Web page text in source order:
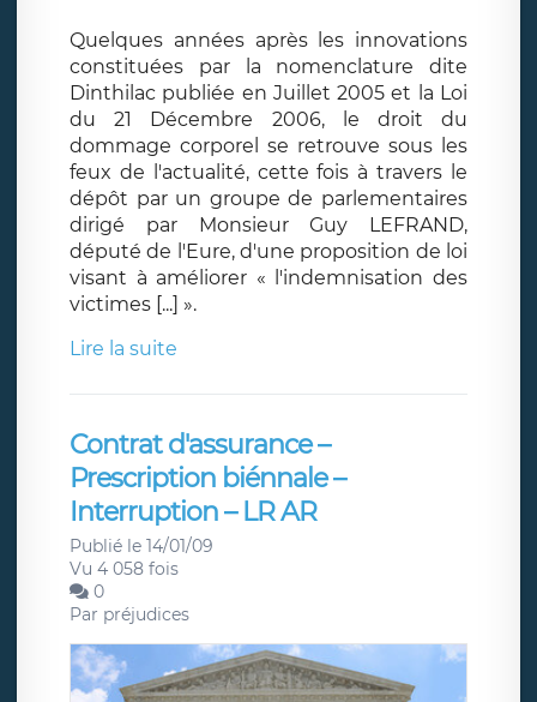
Quelques années après les innovations
constituées par la nomenclature dite
Dinthilac publiée en Juillet 2005 et la Loi
du 21 Décembre 2006, le droit du
dommage corporel se retrouve sous les
feux de l'actualité, cette fois à travers le
dépôt par un groupe de parlementaires
dirigé par Monsieur Guy LEFRAND,
député de l'Eure, d'une proposition de loi
visant à améliorer « l'indemnisation des
victimes [...] ».
Lire la suite
Contrat d'assurance –
Prescription biénnale –
Interruption – LR AR
Publié le 14/01/09
Vu 4 058 fois
0
Par préjudices